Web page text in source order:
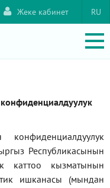
RU
Жеке кабинет
Республикасынын
каттоо кызматынын
ишканасы (мындан